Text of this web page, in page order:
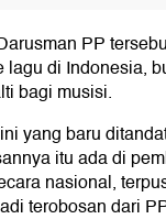
PP
lagu di Indonesia,
bagi musisi.
yang baru
itu ada di
nasional,
terobosan dari